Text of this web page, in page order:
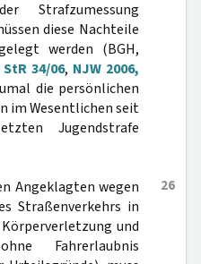
Strafzumessung
diese Nachteile
werden (BGH,
StR 34/06, NJW 2006,
die persönlichen
im Wesentlichen seit
Jugendstrafe
26
Angeklagten wegen
Straßenverkehrs in
und
Fahrerlaubnis